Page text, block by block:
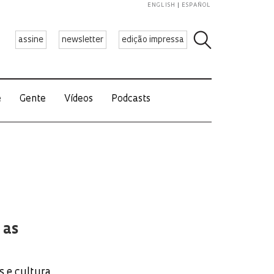
assine newsletter edição impressa
ENGLISH ESPAÑOL
Gente Vídeos Podcasts